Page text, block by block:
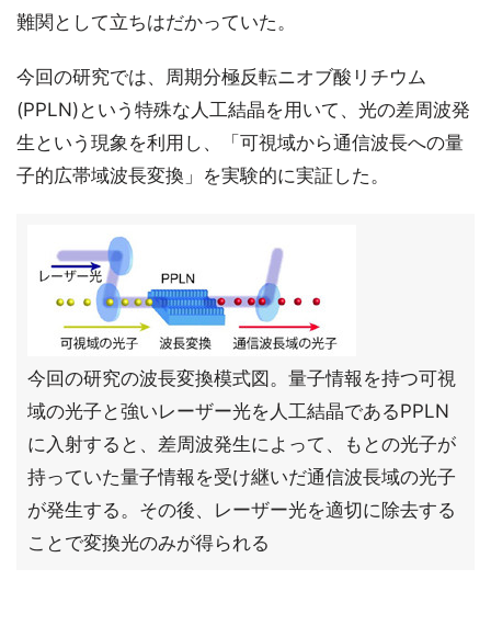
難関として立ちはだかっていた。
今回の研究では、周期分極反転ニオブ酸リチウム
(PPLN)という特殊な人工結晶を用いて、光の差周波発
生という現象を利用し、「可視域から通信波長への量
子的広帯域波長変換」を実験的に実証した。
今回の研究の波長変換模式図。量子情報を持つ可視
域の光子と強いレーザー光を人工結晶であるPPLN
に入射すると、差周波発生によって、もとの光子が
持っていた量子情報を受け継いだ通信波長域の光子
が発生する。その後、レーザー光を適切に除去する
ことで変換光のみが得られる